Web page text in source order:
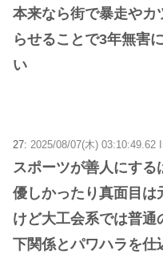
本来なら街で暴走やカ
らせることで3年無害
い
27: 2025/08/07(木) 03:10:49.62
スポーツが善人にする
優しかったり真面目は
けど大工会系では普
下関係とパワハラを仕